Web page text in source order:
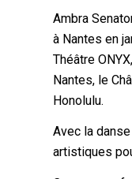
Ambra
à Nantes en
Théâtre
Nantes, le
Honolulu.
Avec la
artistiques